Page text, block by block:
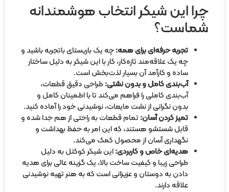
چرا این شیکر انتخاب هوشمندانه
شماست؟
تجربه حرفه‌ای برای همه:چه یک باریستای باتجربه باشید و
چه یک علاقه‌مند تازه‌کار، کار با این شیکر به دلیل ساختار
ساده و کارآمد آن بسیار لذت‌بخش است.
آب‌بندی کامل و بدون نشتی:طراحی دقیق قطعات،
آب‌بندی کاملی را فراهم می‌کند تا با اطمینان کامل و
بدون نگرانی از نشت مایعات، نوشیدنی خود را آماده کنید.
تمیز کردن آسان:تمام قطعات به راحتی از هم جدا شده و
قابل شستشو هستند، که این امر به حفظ بهداشت و
نگهداری آسان از محصول کمک می‌کند.
هدیه‌ای خاص و کاربردی:این شیکر کوکتل به دلیل
طراحی زیبا و کیفیت ساخت بالا، یک گزینه عالی برای هدیه
دادن به دوستان و عزیزانی است که به هنر تهیه نوشیدنی
علاقه دارند.